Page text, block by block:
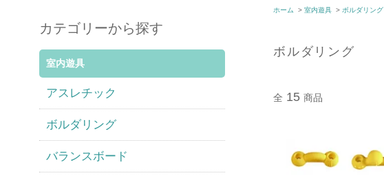
ホーム > 室内遊具 > ボルダリング
ボルダリング
全 15 商品
カテゴリーから探す
室内遊具
アスレチック
ボルダリング
バランスボード